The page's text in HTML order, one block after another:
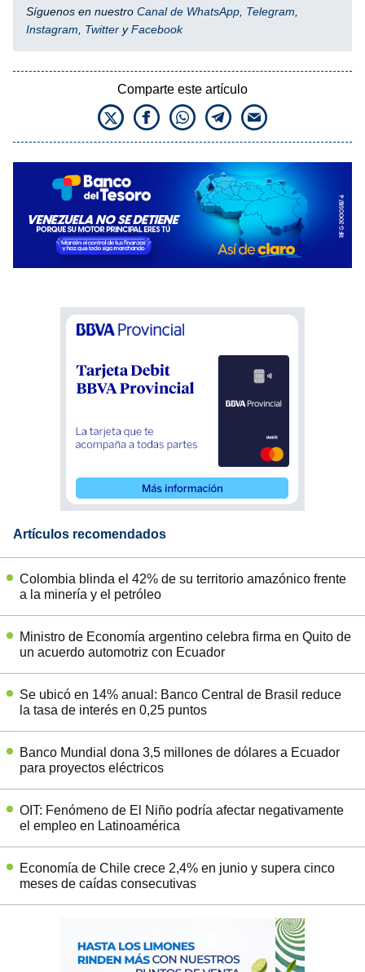
Síguenos en nuestro Canal de WhatsApp, Telegram,
Instagram, Twitter yFacebook
Comparte este artículo
Artículos recomendados
Colombia blinda el 42% de su territorio amazónico frente
a la minería y el petróleo
Ministro de Economía argentino celebra firma en Quito de
un acuerdo automotriz con Ecuador
Se ubicó en 14% anual: Banco Central de Brasil reduce
la tasa de interés en 0,25 puntos
Banco Mundial dona 3,5 millones de dólares a Ecuador
para proyectos eléctricos
OIT: Fenómeno de El Niño podría afectar negativamente
el empleo en Latinoamérica
Economía de Chile crece 2,4% en junio y supera cinco
meses de caídas consecutivas